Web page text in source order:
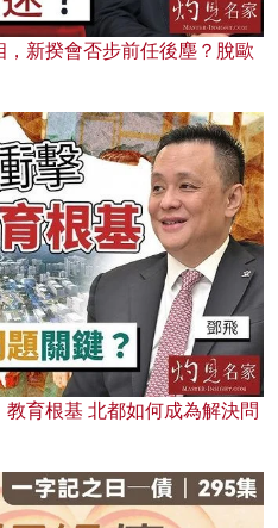
新揆會否步前任後塵？脫歐
育根基 北都如何成為解決問